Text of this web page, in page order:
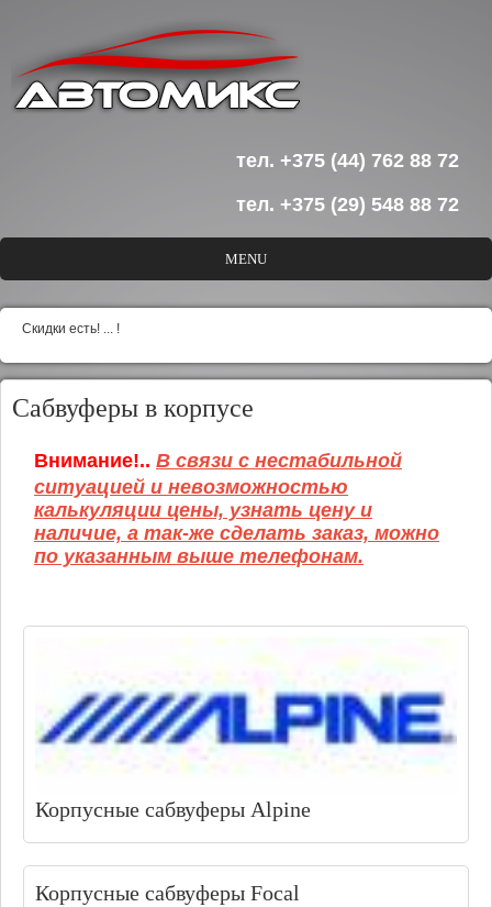
Перейти к основному содержанию
тел. +375 (44) 762 88 72
тел. +375 (29) 548 88 72
MENU
Скидки есть! ... !
Сабвуферы в корпусе
Внимание!.. В связи с нестабильной
ситуацией и невозможностью
калькуляции цены, узнать цену и
наличие, а так-же сделать заказ, можно
по указанным выше телефонам.
Корпусные сабвуферы Alpine
Корпусные сабвуферы Focal